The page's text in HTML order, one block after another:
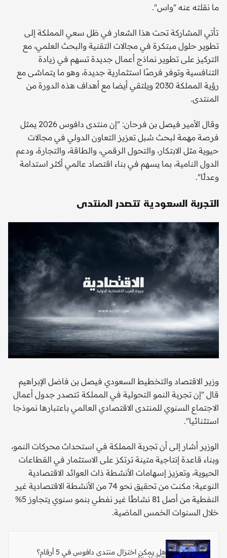
ما نقلته عنه "واس".
تأتي المشاركة تحت هذا الشعار في ظل سعي المملكة إلى
تطوير حلول مبتكرة في مجالات التقنية والبحث العلمي، مع
التركيز على تطوير نماذج أعمال جديدة تسهم في زيادة
التنافسية وتوفر فرصًا استثمارية جديدة، وهو ما يتماشى مع
رؤية المملكة 2030 ويلتقي أيضا مع أهداف هذه الدورة من
المنتدى.
وقال الأمير فيصل بن فرحان: "إن منتدى دافوس 2026 يمثل
فرصة مهمة لبحث سُبل تعزيز التعاون الدولي في مجالات
حيوية مثل الابتكار، والتحول الرقمي، والطاقة، والتجارة، ودعم
الدول النامية، بما يسهم في بناء اقتصاد عالمي أكثر استدامة
وعدلًا".
التجربة السعودية تتصدر المنتدى
وزير الاقتصاد والتخطيط السعودي فيصل بن فاضل الإبراهيم
قال "إن تجربة النمو التحولية في المملكة تتصدر جدول أعمال
الاجتماع السنوي للمنتدى الاقتصادي العالمي باعتبارها نموذجا
استثنائيا".
الوزير أشار إلى أن تجربة المملكة في استحداث محركات النمو،
وبناء قاعدة إنتاجية متينة ترتكز على الاستثمار في القطاعات
الحيوية، وتعزيز إسهامات الأنشطة ذات العوائد الاقتصادية
النوعية؛ مكنت من تحقيق نحو 74 من الأنشطة الاقتصادية غير
النفطية من أصل 81 نشاطًا غير نفطي بنمو سنوي يتجاوز 5%
خلال السنوات الخمس الماضية.
هل يمكن اختزال منتدى دافوس في 5 أرقام؟